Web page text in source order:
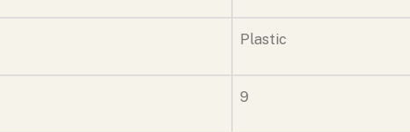
Plastic
9